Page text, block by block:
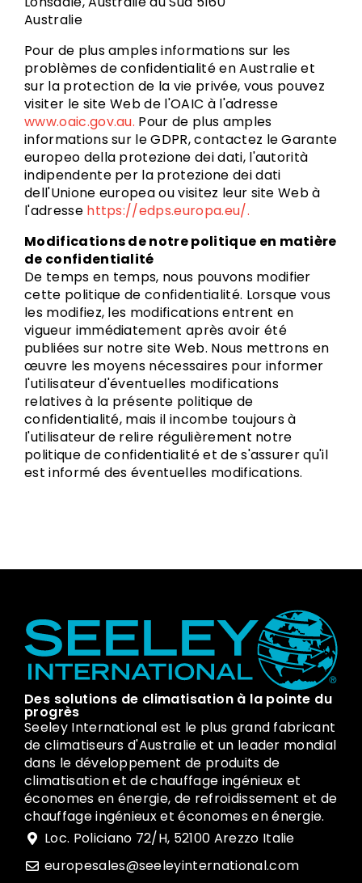
Australie
Pour de plus amples informations sur les
problèmes de confidentialité en Australie et
sur la protection de la vie privée, vous pouvez
visiter le site Web de l'OAIC à l'adresse
www.oaic.gov.au. Pour de plus amples
informations sur le GDPR, contactez le Garante
europeo della protezione dei dati, l'autorità
indipendente per la protezione dei dati
dell'Unione europea ou visitez leur site Web à
l'adresse https://edps.europa.eu/.
Modifications de notre politique en matière
de confidentialité
De temps en temps, nous pouvons modifier
cette politique de confidentialité. Lorsque vous
les modifiez, les modifications entrent en
vigueur immédiatement après avoir été
publiées sur notre site Web. Nous mettrons en
œuvre les moyens nécessaires pour informer
l'utilisateur d'éventuelles modifications
relatives à la présente politique de
confidentialité, mais il incombe toujours à
l'utilisateur de relire régulièrement notre
politique de confidentialité et de s'assurer qu'il
est informé des éventuelles modifications.
Des solutions de climatisation à la pointe du
progrès
Seeley International est le plus grand fabricant
de climatiseurs d'Australie et un leader mondial
dans le développement de produits de
climatisation et de chauffage ingénieux et
économes en énergie, de refroidissement et de
chauffage ingénieux et économes en énergie.
Loc. Policiano 72/H, 52100 Arezzo Italie
europesales@seeleyinternational.com